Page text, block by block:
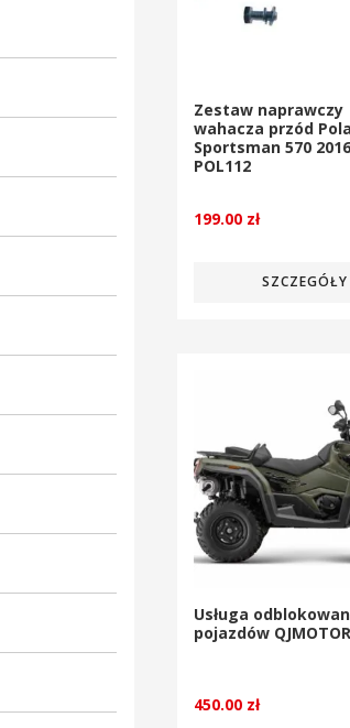
Zestaw naprawczy
wahacza przód
Sportsman 570
POL112
199.00 zł
SZCZEGÓŁY
Usługa
pojazdów QJMOTOR
450.00 zł